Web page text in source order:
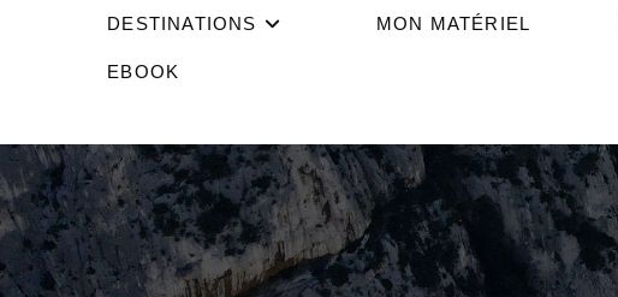
DESTINATIONS MON MATÉRIEL
EBOOK